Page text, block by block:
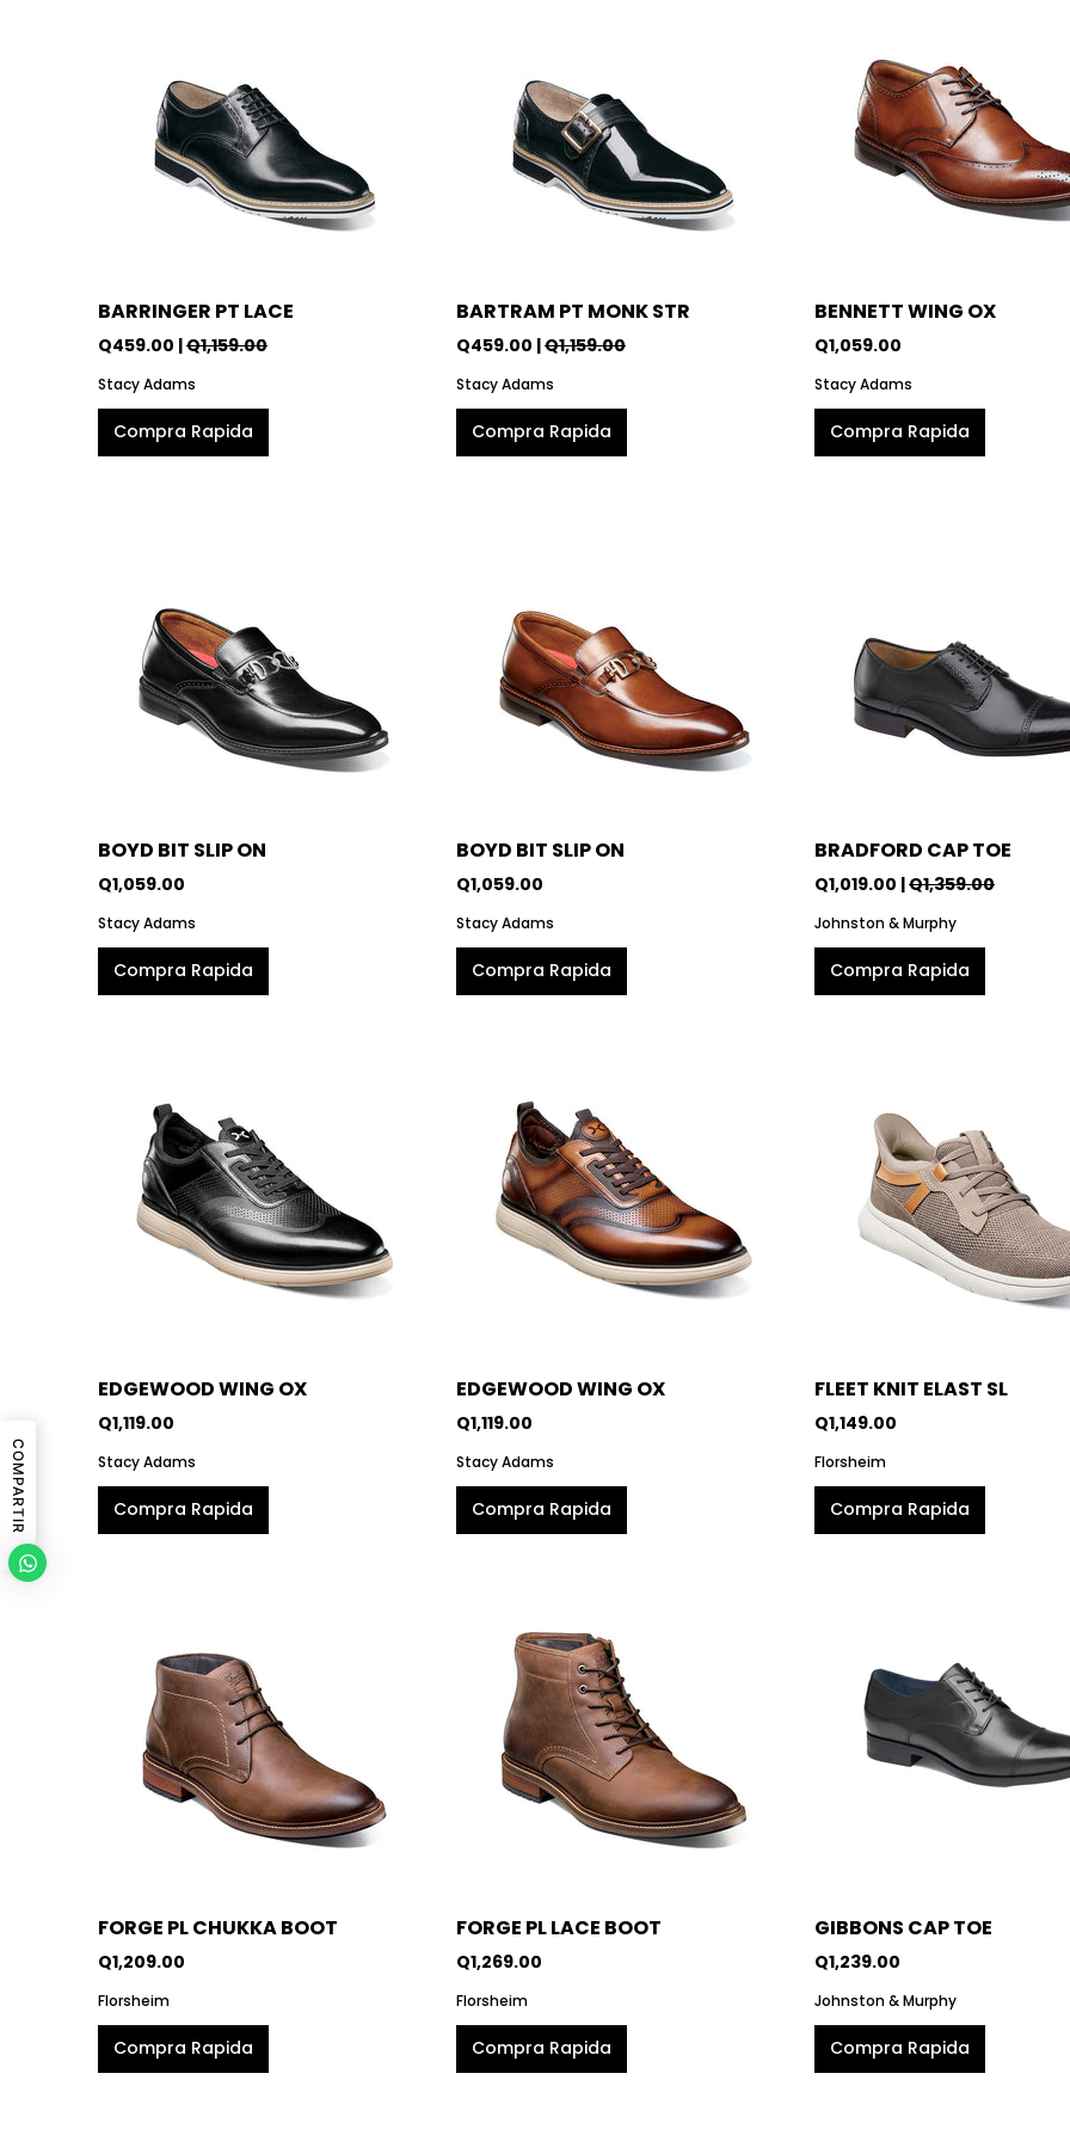
BARRINGER PT LACE
Q459.00 |Q1,159.00
Stacy Adams
Compra Rapida
BARTRAM PT MONK STR
Q459.00 |Q1,159.00
Stacy Adams
Compra Rapida
BENNETT WING OX
Q1,059.00
Stacy Adams
Compra Rapida
BOYD BIT SLIP ON
Q1,059.00
Stacy Adams
Compra Rapida
BOYD BIT SLIP ON
Q1,059.00
Stacy Adams
Compra Rapida
BRADFORD CAP TOE
Q1,019.00 |Q1,359.00
Johnston & Murphy
Compra Rapida
EDGEWOOD WING OX
Q1,119.00
Stacy Adams
Compra Rapida
EDGEWOOD WING OX
Q1,119.00
Stacy Adams
Compra Rapida
FLEET KNIT ELAST SL
Q1,149.00
Florsheim
Compra Rapida
FORGE PL CHUKKA BOOT
Q1,209.00
Florsheim
Compra Rapida
FORGE PL LACE BOOT
Q1,269.00
Florsheim
Compra Rapida
GIBBONS CAP TOE
Q1,239.00
Johnston & Murphy
Compra Rapida
COMPARTIR